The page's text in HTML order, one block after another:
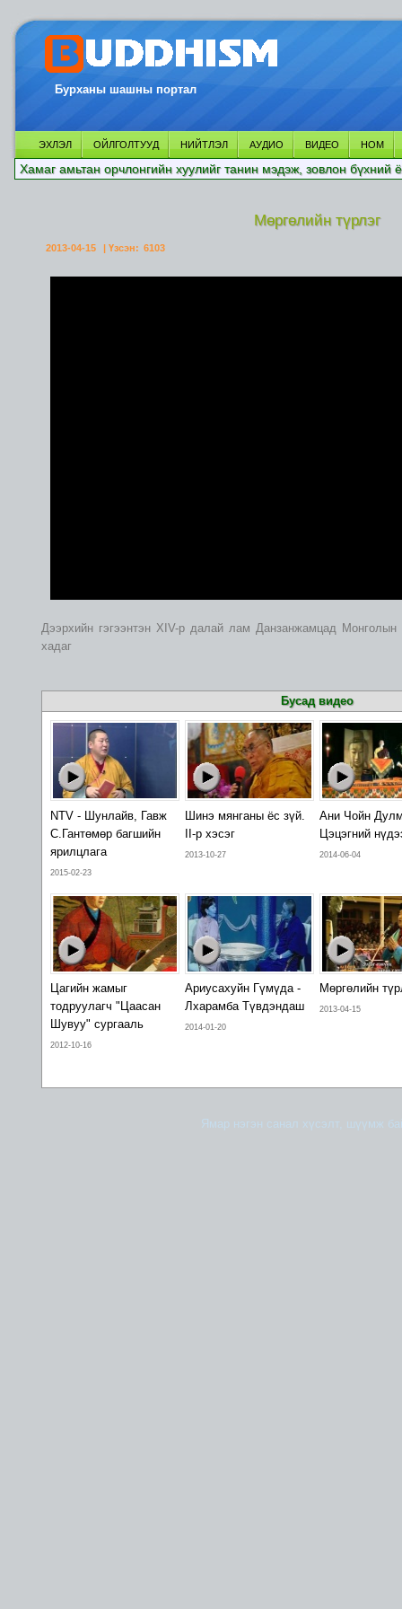
Бурханы шашны портал
ЭХЛЭЛ ОЙЛГОЛТУУД НИЙТЛЭЛ АУДИО ВИДЕО НОМ
Хамаг амьтан орчлонгийн хуулийг танин мэдэж, зовлон бүхний
Мөргөлийн түрлэг
2013-04-15 | Үзсэн: 6103
Дээрхийн гэгээнтэн XIV-р далай лам Данзанжамцад Монголын
хадаг
Бусад видео
NTV - Шунлайв, Гавж
С.Гантөмөр багшийн
ярилцлага
2015-02-23
Шинэ мянганы ёс зүй.
II-р хэсэг
2013-10-27
Ани Чойн
Цэцэгний
2014-06-04
Цагийн жамыг
тодруулагч "Цаасан
Шувуу" сургааль
2012-10-16
Ариусахуйн Гүмүда -
Лхарамба Түвдэндаш
2014-01-20
Мөргөлийн
2013-04-15
Ямар нэгэн санал хүсэлт, шүүмж